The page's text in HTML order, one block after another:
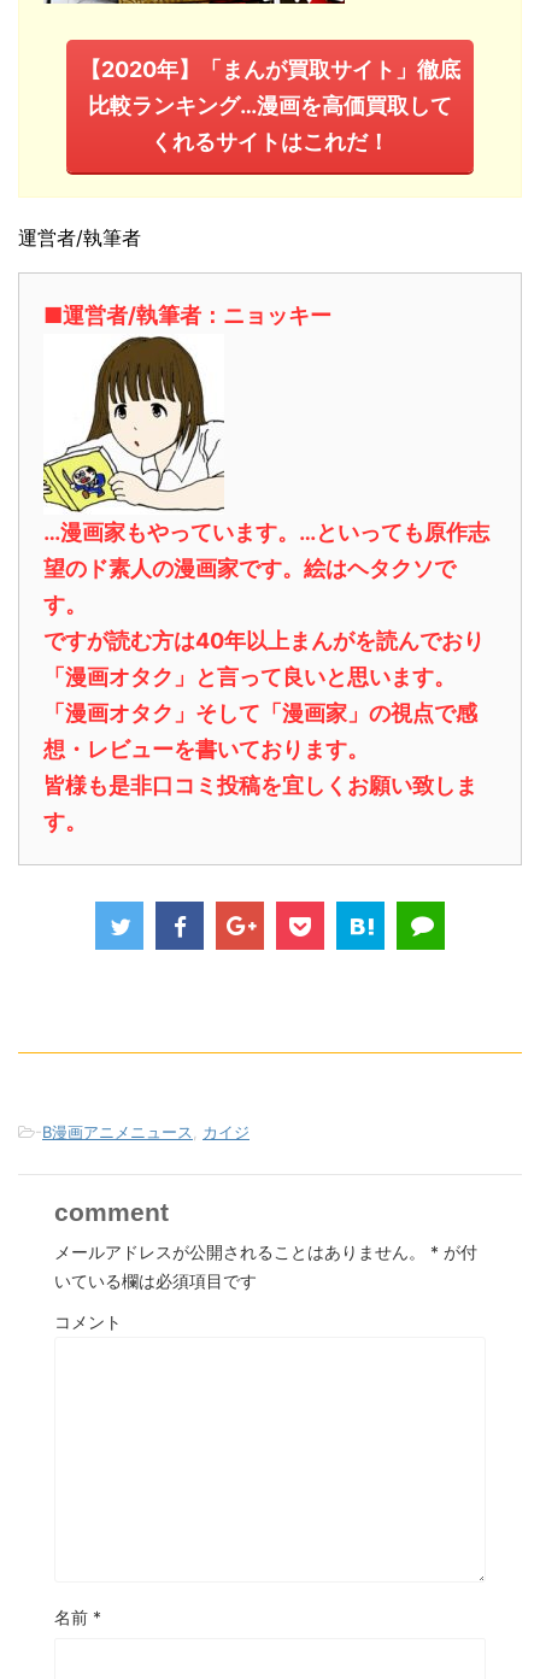
【2020年】「まんが買取サイト」徹底
比較ランキング…漫画を高価買取して
くれるサイトはこれだ！
運営者/執筆者
■運営者/執筆者：ニョッキー
…漫画家もやっています。…といっても原作志
望のド素人の漫画家です。絵はヘタクソで
す。
ですが読む方は40年以上まんがを読んでおり
「漫画オタク」と言って良いと思います。
「漫画オタク」そして「漫画家」の視点で感
想・レビューを書いております。
皆様も是非口コミ投稿を宜しくお願い致しま
す。
-B漫画アニメニュース カイジ
comment
メールアドレスが公開されることはありません。 * が付
いている欄は必須項目です
コメント
名前 *